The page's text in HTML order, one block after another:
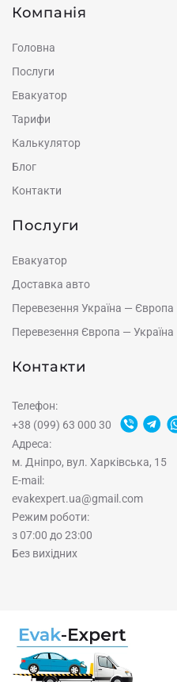
Компанія
Головна
Послуги
Евакуатор
Тарифи
Калькулятор
Блог
Контакти
Послуги
Евакуатор
Доставка авто
Перевезення Україна — Європа
Перевезення Європа — Україна
Контакти
Телефон:
+38 (099) 63 000 30
Адреса:
м. Дніпро, вул. Харківська, 15
E-mail:
evakexpert.ua@gmail.com
Режим роботи:
з 07:00 до 23:00
Без вихідних